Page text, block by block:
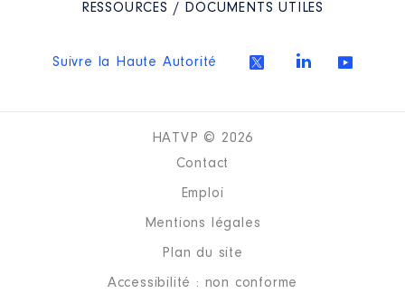
RESSOURCES / DOCUMENTS UTILES
Suivre la Haute Autorité
HATVP © 2026
Contact
Emploi
Mentions légales
Plan du site
Accessibilité : non conforme